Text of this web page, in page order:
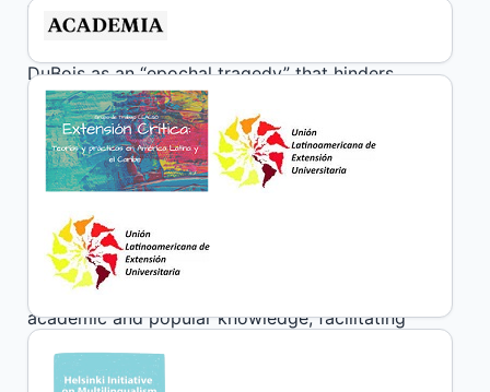
The article examines the problem of mutual
DuBois as an “epochal tragedy” that hinders
social emancipation. This phenomenon is a
manifestation of a more general problem: the
difficulty of emancipatory forces to conceive
and fight for a freedom they do not fully know.
The text suggests that critical university
extension can be a key tool to confront this
situation, since it promotes dialogue between
academic and popular knowledge, facilitating
the co-construction of knowledge. By creating
these spaces for interaction, a more